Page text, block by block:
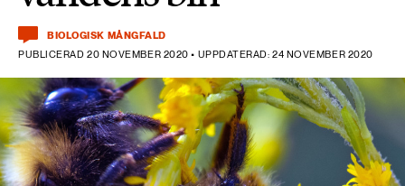
Industri & Energi
Kemikalier
Klimat
Landsbygd
Om Extrakt
473 ARTIKLAR
Industri & Energi
471 ARTIKLAR
Kemikalier
1492 ARTIKLAR
BIOLOGISK MÅNGFALD
PUBLICERAD 20 NOVEMBER 2020 • UPPDATERAD: 24 NOVEMBER 2020